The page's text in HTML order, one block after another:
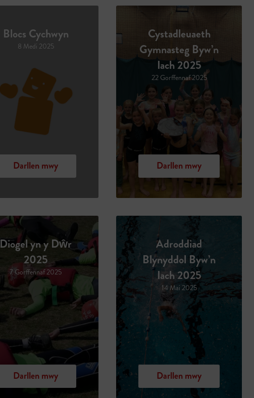
Blocs Cychwyn
8 Medi 2025
Darllen mwy
Cystadleuaeth
Gymnasteg Byw’n
Iach 2025
22 Gorffennaf 2025
Darllen mwy
Diogel yn y Dŵr
2025
7 Gorffennaf 2025
Darllen mwy
Adroddiad
Blynyddol Byw’n
Iach 2025
14 Mai 2025
Darllen mwy